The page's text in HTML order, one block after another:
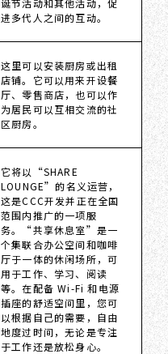
进多代人之间的互动。
这里可以安装厨房或出租
店铺。它可以用来开设餐
厅、零售商店，也可以作
为居民可以互相交流的社
区厨房。
它将以“SHARE
LOUNGE”的名义运营，
这是CCC开发并正在全国
范围内推广的一项服
务。“共享休息室”是一
个集联合办公空间和咖啡
厅于一体的休闲场所，可
用于工作、学习、阅读
等。在配备 Wi-Fi 和电源
插座的舒适空间里，您可
以根据自己的需要，自由
地度过时间，无论是专注
于工作还是放松身心。